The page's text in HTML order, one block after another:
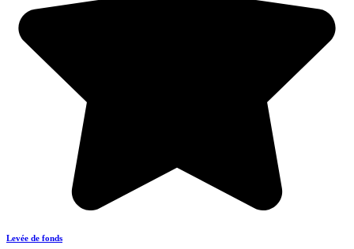
Levée de fonds